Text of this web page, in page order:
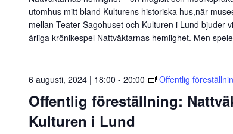
utomhus mitt bland Kulturens historiska hus,när
mellan Teater Sagohuset och Kulturen i Lund bjuder
årliga krönikespel Nattväktarnas hemlighet. Men
Offentlig föreställning:
Kulturen i Lund
6 augusti, 2024 | 18:00 - 20:00 Offentlig